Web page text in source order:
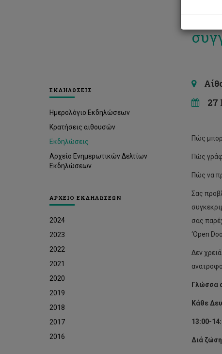
ΕΚΔΗΛΩΣΕΙΣ
Ημερολόγιο Εκδηλώσεων
Κρατήσεις αιθουσών
Εκδηλώσεις
Αρχείο Ενημερωτικών Δελτίων
Εκδηλώσεων
ΑΡΧΕΙΟ ΕΚΔΗΛΩΣΕΩΝ
2024
2023
2022
2021
2020
2019
2018
2017
2016
27
Πώς
Πώς
Πώς να
Σας
σας
‘Open
Δεν
Γλώσσα
Κάθε
13:00-
Διά